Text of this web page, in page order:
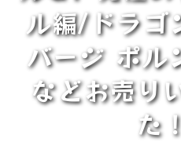
ル編/ドラゴ
バージ ポル
などお売り
た